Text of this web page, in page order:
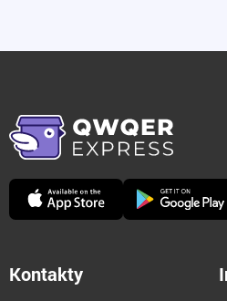
Kontakty